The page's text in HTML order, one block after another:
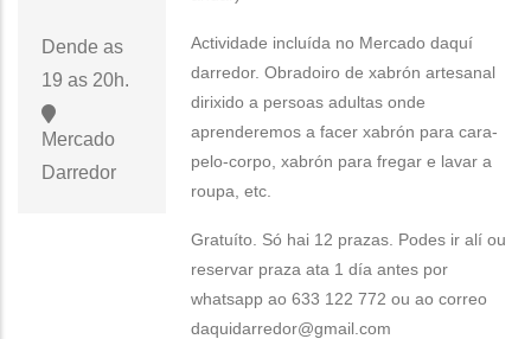
Dende as
19 as 20h.
Mercado
Darredor
Actividade incluída no Mercado daquí
darredor. Obradoiro de xabrón artesanal
dirixido a persoas adultas onde
aprenderemos a facer xabrón para cara-
pelo-corpo, xabrón para fregar e lavar a
roupa, etc.
Gratuíto. Só hai 12 prazas. Podes ir alí ou
reservar praza ata 1 día antes por
whatsapp ao 633 122 772 ou ao correo
daquidarredor@gmail.com